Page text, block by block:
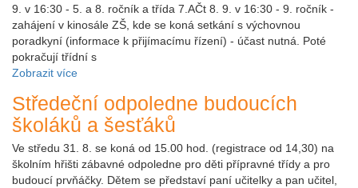
9. v 16:30 - 5. a 8. ročník a třída 7.AČt 8. 9. v 16:30 - 9. ročník -
zahájení v kinosále ZŠ, kde se koná setkání s výchovnou
poradkyní (informace k přijímacímu řízení) - účast nutná. Poté
pokračují třídní s
Zobrazit více
Středeční odpoledne budoucích
školáků a šesťáků
Ve středu 31. 8. se koná od 15.00 hod. (registrace od 14,30) na
školním hřišti zábavné odpoledne pro děti přípravné třídy a pro
budoucí prvňáčky. Dětem se představí paní učitelky a pan učitel,